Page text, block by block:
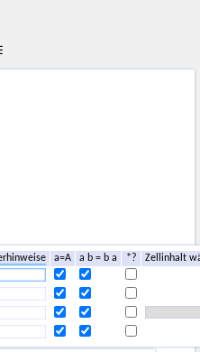
a=A a b = b a *?
Zellinhalt